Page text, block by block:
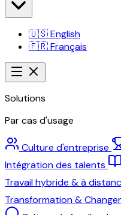
🇺🇸English
🇫🇷Français
Solutions
Par cas d'usage
Culture d'entreprise
Intégration des talents
Travail hybride & à
Transformation &